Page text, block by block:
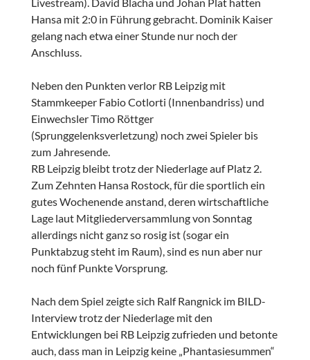
Livestream). David Blacha und Johan Plat hatten
Hansa mit 2:0 in Führung gebracht. Dominik Kaiser
gelang nach etwa einer Stunde nur noch der
Anschluss.
Neben den Punkten verlor RB Leipzig mit
Stammkeeper Fabio Cotlorti (Innenbandriss) und
Einwechsler Timo Röttger
(Sprunggelenksverletzung) noch zwei Spieler bis
zum Jahresende.
RB Leipzig bleibt trotz der Niederlage auf Platz 2.
Zum Zehnten Hansa Rostock, für die sportlich ein
gutes Wochenende anstand, deren wirtschaftliche
Lage laut Mitgliederversammlung von Sonntag
allerdings nicht ganz so rosig ist (sogar ein
Punktabzug steht im Raum), sind es nun aber nur
noch fünf Punkte Vorsprung.
Nach dem Spiel zeigte sich Ralf Rangnick im BILD-
Interview trotz der Niederlage mit den
Entwicklungen bei RB Leipzig zufrieden und betonte
auch, dass man in Leipzig keine „Phantasiesummen“